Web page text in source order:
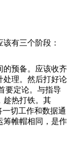
有三个阶段：
的预备。应该收齐
处理。然后打好论
要定论。与指导
趁热打铁。其
切工作和数据通
筹帷帽相同，是作